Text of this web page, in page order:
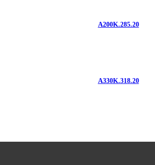
A200K.285.20
A330K.318.20